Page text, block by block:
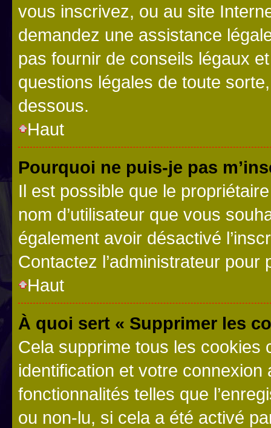
vous inscrivez, ou au site
demandez une assistance
pas fournir de conseils légaux
questions légales de toute
dessous.
Haut
Pourquoi ne puis-je pas
Il est possible que le
nom d’utilisateur que vous
également avoir désactivé
Contactez l’administrateur
Haut
À quoi sert « Supprimer les
Cela supprime tous les cookies
identification et votre
fonctionnalités telles que
ou non-lu, si cela a été activé